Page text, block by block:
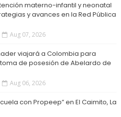
materno-infantil y neonatal
y avances en la Red Pública
Aug 07, 2026
viajará a Colombia para
de posesión de Abelardo de
Aug 06, 2026
con Propeep” en El Caimito, La